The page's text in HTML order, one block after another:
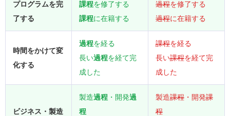
プログラムを完
了する
課程を修了する
課程に在籍する
過程を修了する
過程に在籍する
時間をかけて変
化する
過程を経る
長い過程を経て完
成した
課程を経る
長い課程を経て完
成した
ビジネス・製造
製造過程 ・開発過
程
製造課程 ・開発課
程